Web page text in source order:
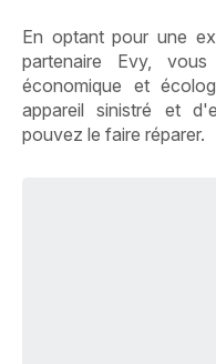
En optant pour une
partenaire Evy,
économique et
appareil sinistré et
pouvez le faire réparer.